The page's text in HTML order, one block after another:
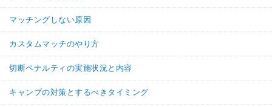
マッチングしない原因
カスタムマッチのやり方
切断ペナルティの実施状況と内容
キャンプの対策とするべきタイミング